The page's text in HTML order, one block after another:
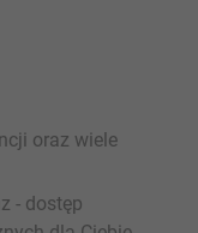
oraz wiele
- dostęp